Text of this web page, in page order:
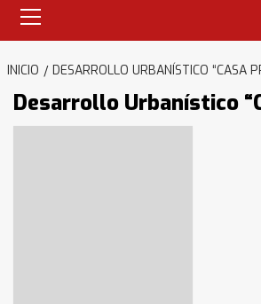
primario
INICIO DESARROLLO URBANÍSTICO “CASA
Desarrollo Urbanístico